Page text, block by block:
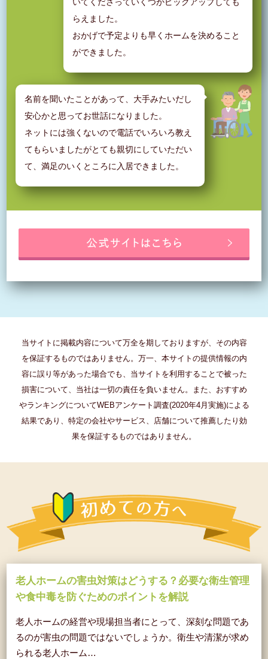
いてくださっていくつかピックアップしても
らえました。
おかげで予定よりも早くホームを決めること
ができました。
名前を聞いたことがあって、大手みたいだし
安心かと思ってお世話になりました。
ネットには強くないので電話でいろいろ教え
てもらいましたがとても親切にしていただい
て、満足のいくところに入居できました。
当サイトに掲載内容について万全を期しておりますが、その内容
を保証するものではありません。万一、本サイトの提供情報の内
容に誤り等があった場合でも、当サイトを利用することで被った
損害について、当社は一切の責任を負いません。また、おすすめ
やランキングについてWEBアンケート調査(2020年4月実施)による
結果であり、特定の会社やサービス、店舗について推薦したり効
果を保証するものではありません。
老人ホームの害虫対策はどうする？必要な衛生管理
や食中毒を防ぐためのポイントを解説
老人ホームの経営や現場担当者にとって、深刻な問題であ
るのが害虫の問題ではないでしょうか。衛生や清潔が求め
られる老人ホーム…